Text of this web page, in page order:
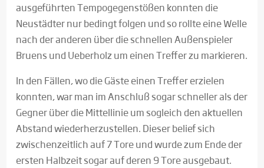
ausgeführten Tempogegenstößen konnten die
Neustädter nur bedingt folgen und so rollte eine Welle
nach der anderen über die schnellen Außenspieler
Bruens und Ueberholz um einen Treffer zu markieren.
In den Fällen, wo die Gäste einen Treffer erzielen
konnten, war man im Anschluß sogar schneller als der
Gegner über die Mittellinie um sogleich den aktuellen
Abstand wiederherzustellen. Dieser belief sich
zwischenzeitlich auf 7 Tore und wurde zum Ende der
ersten Halbzeit sogar auf deren 9 Tore ausgebaut.